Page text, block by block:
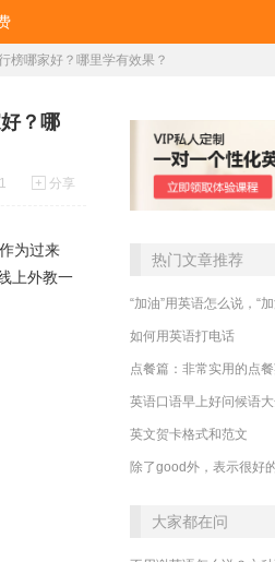
榜哪家好？哪里学有效果？
？哪
 分享
作为过来
上外教一
热门文章推荐
“加油”用英语怎么说，“
如何用英语打电话
点餐篇：非常实用的点餐
英文贺卡格式和范文
除了good外，表示很好
大家都在问